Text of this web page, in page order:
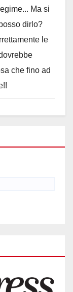
Ma si
dirlo?
le
che fino ad